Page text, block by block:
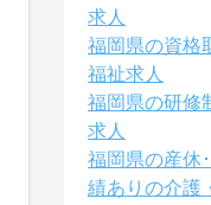
求人
福岡県の資格
福祉求人
福岡県の研修
求人
福岡県の産休
績ありの介護